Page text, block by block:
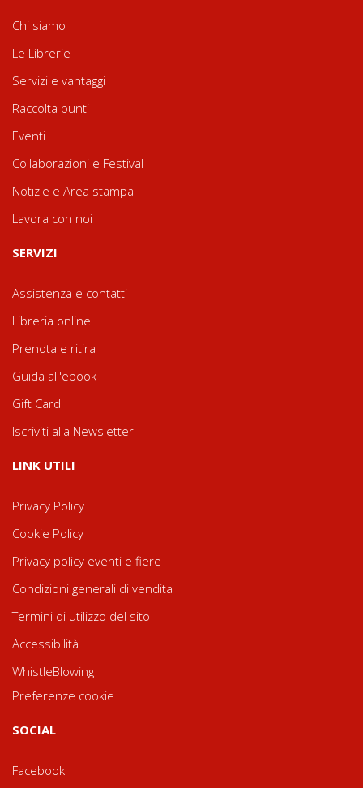
Chi siamo
Le Librerie
Servizi e vantaggi
Raccolta punti
Eventi
Collaborazioni e Festival
Notizie e Area stampa
Lavora con noi
SERVIZI
Assistenza e contatti
Libreria online
Prenota e ritira
Guida all'ebook
Gift Card
Iscriviti alla Newsletter
LINK UTILI
Privacy Policy
Cookie Policy
Privacy policy eventi e fiere
Condizioni generali di vendita
Termini di utilizzo del sito
Accessibilità
WhistleBlowing
Preferenze cookie
SOCIAL
Facebook